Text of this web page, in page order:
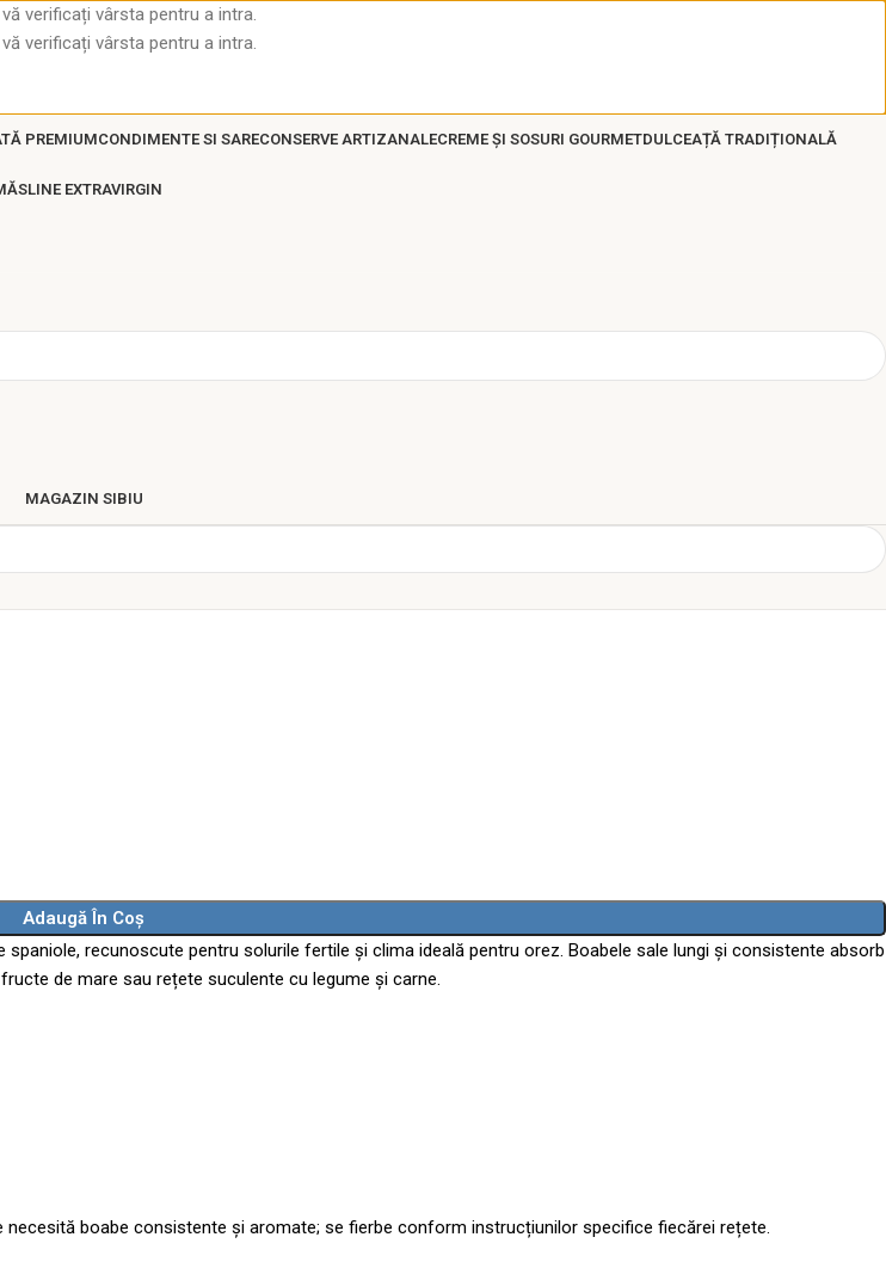
verificați vârsta pentru a intra.
verificați vârsta pentru a intra.
PREMIUMCONDIMENTE SI SARECONSERVE ARTIZANALECREME ȘI SOSURI GOURMETDULCEAȚĂ TRADIȚIONALĂ
EXTRAVIRGIN
MAGAZIN SIBIU
Adaugă În Coș
recunoscute pentru solurile fertile și clima ideală pentru orez. Boabele sale lungi și consistente absorb
de mare sau rețete suculente cu legume și carne.
boabe consistente și aromate; se fierbe conform instrucțiunilor specifice fiecărei rețete.